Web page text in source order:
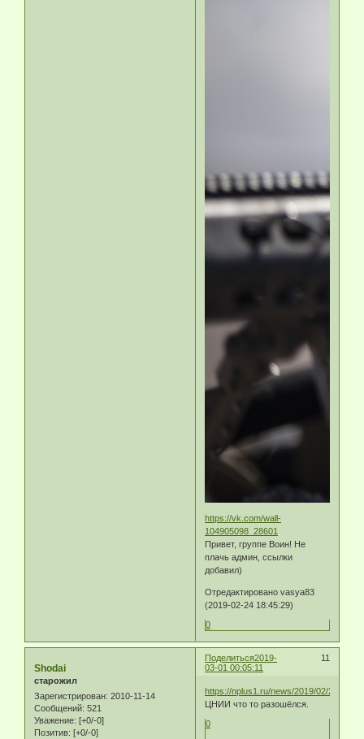
https://vk.com/wall-
104905098_28601
Привет, группе Воин! Не
плачь админ, ссылки
добавил)
Отредактировано vasya83
(2019-02-24 18:45:29)
0
Поделиться 11
2019-
03-01 00:05:11
Shodai
старожил
Зарегистрирован: 2010-11-14
Сообщений: 521
Уважение: [+0/-0]
Позитив: [+0/-0]
https://nplus1.ru/news/2019/02/28/rifle
ЦНИИ что то разошёлся.
0